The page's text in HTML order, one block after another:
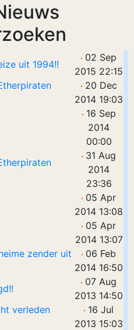
uit 1994!!
02 Sep
2015 22:15
20 Dec
2014 19:03
16 Sep
2014
00:00
31 Aug
2014
23:36
05 Apr
2014 13:08
05 Apr
2014 13:07
zender uit
06 Feb
2014 16:50
07 Aug
2013 14:50
verleden
16 Jul
2013 15:03